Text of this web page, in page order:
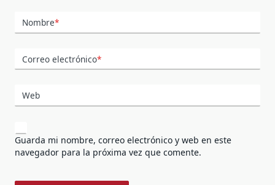
Nombre*
Correo electrónico*
Web
Guarda mi nombre, correo electrónico y web en este
navegador para la próxima vez que comente.